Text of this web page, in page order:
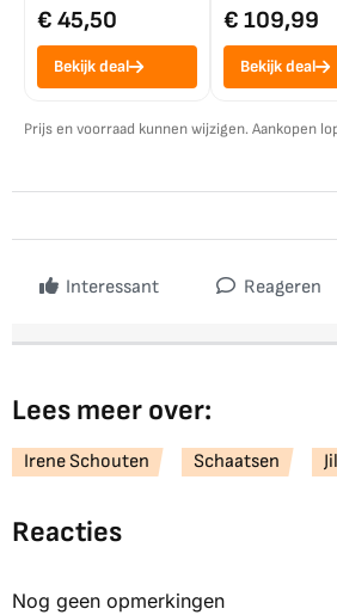
€ 45,50
Bekijk deal
€ 109,99
Bekijk deal
Prijs en voorraad kunnen wijzigen. Aankopen
Interessant Reageren
Lees meer over:
Irene Schouten Schaatsen
Reacties
Nog geen opmerkingen